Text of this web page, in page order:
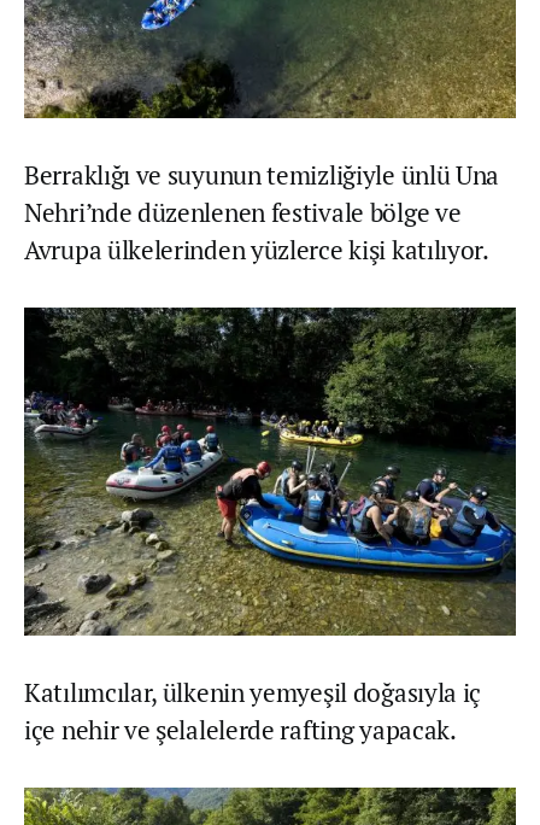
Berraklığı ve suyunun temizliğiyle ünlü Una
Nehri’nde düzenlenen festivale bölge ve
Avrupa ülkelerinden yüzlerce kişi katılıyor.
Katılımcılar, ülkenin yemyeşil doğasıyla iç
içe nehir ve şelalelerde rafting yapacak.